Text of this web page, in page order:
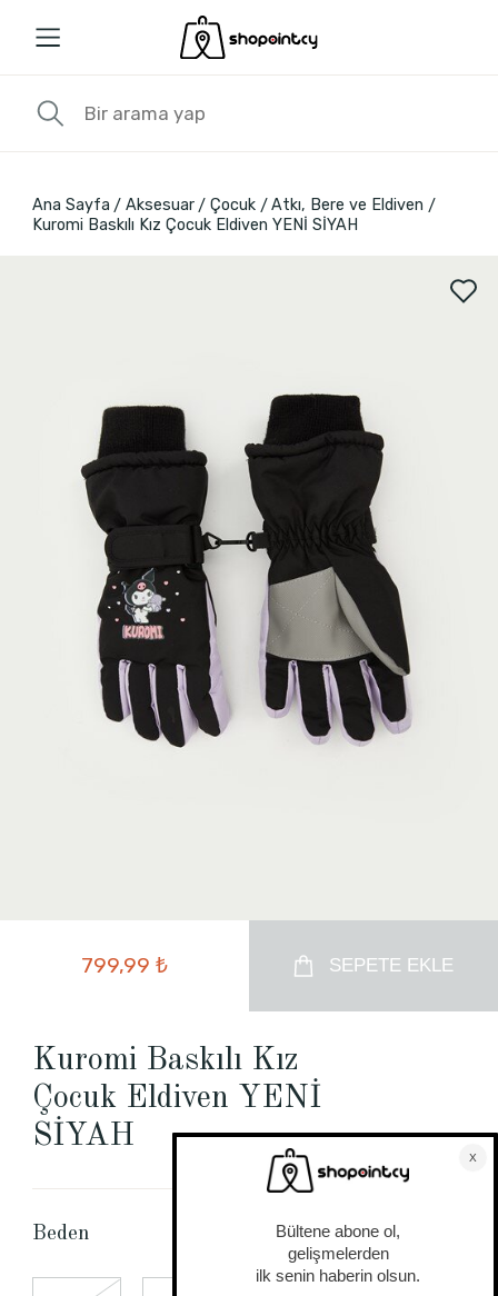
Ana Sayfa Aksesuar Çocuk
Atkı, Bere ve Eldiven
Kuromi Baskılı Kız Çocuk Eldiven YENİ SİYAH
799,99 ₺ SEPETE EKLE
Kuromi Baskılı Kız
Çocuk Eldiven YENİ
SİYAH
Beden Beden Tablosu